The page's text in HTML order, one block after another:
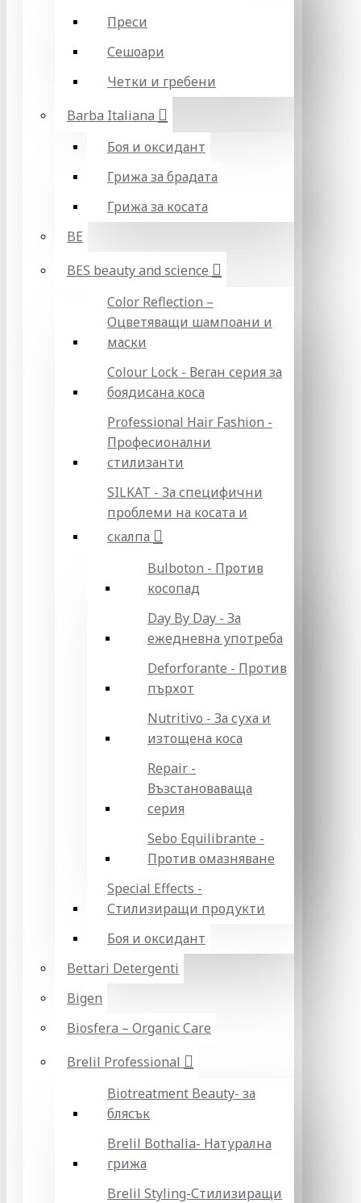
Преси
Сешоари
Четки и гребени
Barba Italiana
Боя и оксидант
Грижа за брадата
Грижа за косата
BE
BES beauty and science
Color Reflection –
Оцветяващи шампоани и
маски
Colour Lock - Веган серия за
боядисана коса
Professional Hair Fashion -
Професионални
стилизанти
SILKAT - За специфични
проблеми на косата и
скалпа
Bulboton - Против
косопад
Day By Day - За
ежедневна употреба
Deforforante - Против
пърхот
Nutritivo - За суха и
изтощена коса
Repair -
Възстановаваща
серия
Sebo Equilibrante -
Против омазняване
Special Effects -
Стилизиращи продукти
Боя и оксидант
Bettari Detergenti
Bigen
Biosfera – Organic Care
Brelil Professional
Biotreatment Beauty- за
блясък
Brelil Bothalia- Натурална
грижа
Brelil Styling-Стилизиращи